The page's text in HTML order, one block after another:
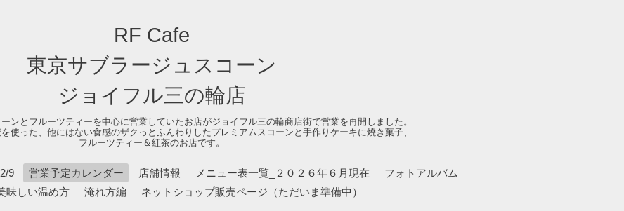
RF Cafe
東京サブラージュスコーン
ジョイフル三の輪店
ンとフルーツティーを中心に営業していたお店がジョイフル三の輪商店街で営業を再開しました。
使った、他にはない食感のザクっとふんわりしたプレミアムスコーンと手作りケーキに焼き菓子、
フルーツティー＆紅茶のお店です。
9 営業予定カレンダー 店舗情報 メニュー表一覧_２０２６年６月現在
フォトアルバム
味しい温め方
淹れ方編 ネットショップ販売ページ（ただいま準備中）